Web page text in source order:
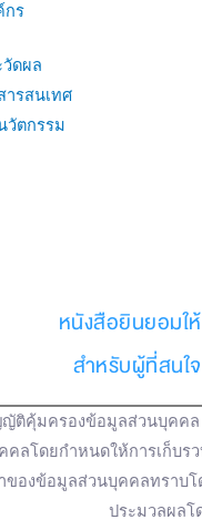
กร
ดผล
รสนเทศ
วัตกรรม
หนังสือยินยอมใ
สำหรับผู้ที่สนใ
ติคุ้มครองข้อมูลส่วนบุคค
ลโดยกำหนดให้การเก็บร
ของข้อมูลส่วนบุคคลทราบ
ประมวลผลโ